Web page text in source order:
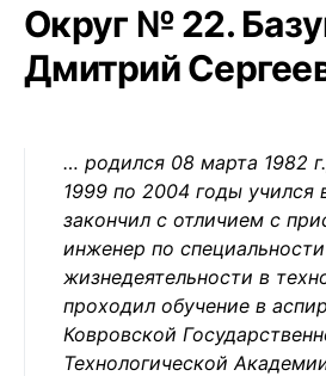
Округ № 22.
Дмитрий
… родился 08 марта 1982
1999 по 2004 годы учился
закончил с отличием с
инженер по
жизнедеятельности в
проходил обучение в
Ковровской
Технологической